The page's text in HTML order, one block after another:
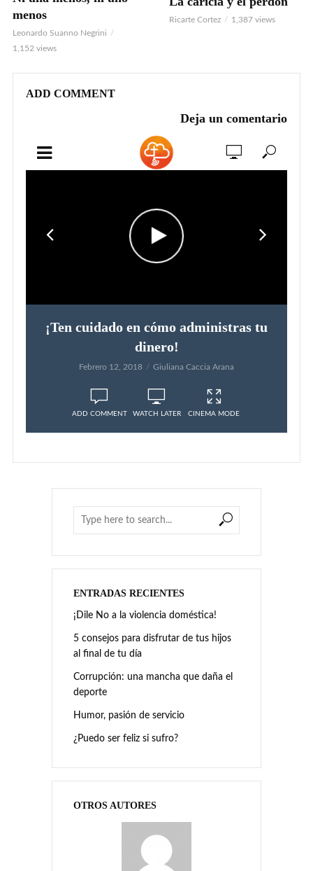
menos
Leonardo Suanno Negrini
1,152 views
VIDEO
Ricarte Cortez 1,387 views
ADD COMMENT
Deja un comentario
ENTRADAS RECIENTES
¡Dile No a la violencia doméstica!
5 consejos para disfrutar de tus hijos
al final de tu día
Corrupción: una mancha que daña el
deporte
Humor, pasión de servicio
¿Puedo ser feliz si sufro?
OTROS AUTORES